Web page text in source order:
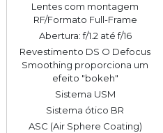
Lentes com montagem
RF/Formato Full-Frame
Abertura: f/1.2 até f/16
Revestimento DS O Defocus
Smoothing proporciona um
efeito "bokeh"
Sistema USM
Sistema ótico BR
ASC (Air Sphere Coating)